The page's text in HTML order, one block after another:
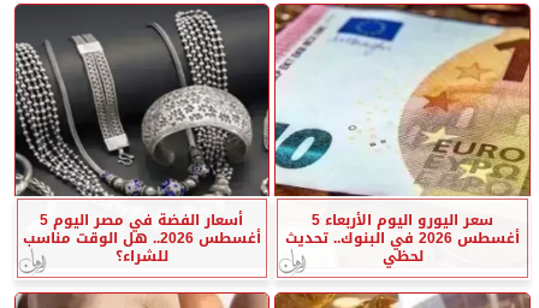
سعر اليورو اليوم الأربعاء 5
أغسطس 2026 في البنوك.. تحديث
لحظي
أسعار الفضة في مصر اليوم 5
أغسطس 2026.. هل الوقت مناسب
للشراء؟